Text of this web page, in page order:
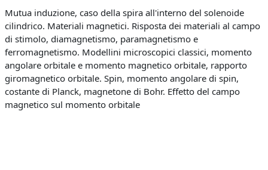
Schema della sezione
Mutua induzione, caso della spira all'interno del solenoide
cilindrico. Materiali magnetici. Risposta dei materiali al campo
di stimolo, diamagnetismo, paramagnetismo e
ferromagnetismo. Modellini microscopici classici, momento
angolare orbitale e momento magnetico orbitale, rapporto
giromagnetico orbitale. Spin, momento angolare di spin,
costante di Planck, magnetone di Bohr. Effetto del campo
magnetico sul momento orbitale